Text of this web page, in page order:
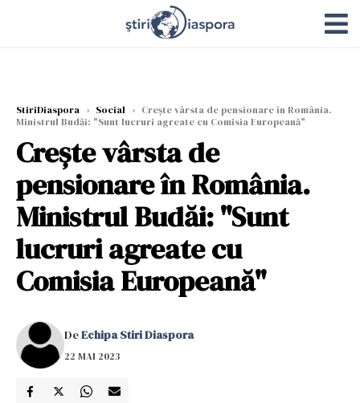
StiriDiaspora › Social › Crește vârsta de pensionare în România.
Ministrul Budăi: "Sunt lucruri agreate cu Comisia Europeană"
Crește vârsta de
pensionare în România.
Ministrul Budăi: "Sunt
lucruri agreate cu
Comisia Europeană"
DeEchipa Stiri Diaspora
22 MAI 2023